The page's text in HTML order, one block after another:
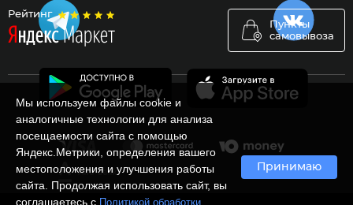
Рейтинг
Пункты
самовывоза
Мы используем файлы cookie и
аналогичные технологии для анализа
посещаемости сайта с помощью
Яндекс.Метрики, определения вашего
местоположения и улучшения работы
сайта. Продолжая использовать сайт, вы
соглашаетесь с Политикой обработки
Принимаю